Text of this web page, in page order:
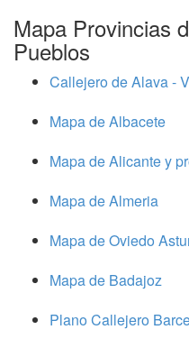
Mapa Provincias
Pueblos
Callejero de Alava -
Mapa de Albacete
Mapa de Alicante y
Mapa de Almeria
Mapa de Oviedo
Mapa de Badajoz
Plano Callejero